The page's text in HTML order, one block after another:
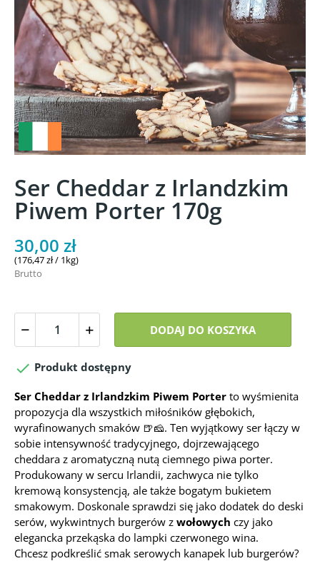
Ser Cheddar z Irlandzkim
Piwem Porter 170g
30,00 zł
(176,47 zł / 1kg)
Brutto
DODAJ DO KOSZYKA
 Produkt dostępny
Ser Cheddar z Irlandzkim Piwem Porter to wyśmienita
propozycja dla wszystkich miłośników głębokich,
wyrafinowanych smaków 🍺🧀. Ten wyjątkowy ser łączy w
sobie intensywność tradycyjnego, dojrzewającego
cheddara z aromatyczną nutą ciemnego piwa porter.
Produkowany w sercu Irlandii, zachwyca nie tylko
kremową konsystencją, ale także bogatym bukietem
smakowym. Doskonale sprawdzi się jako dodatek do deski
serów, wykwintnych burgerów z wołowych czy jako
elegancka przekąska do lampki czerwonego wina.
Chcesz podkreślić smak serowych kanapek lub burgerów?